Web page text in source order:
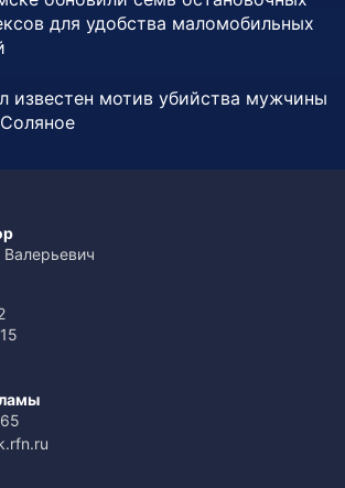
для удобства маломобильных
известен мотив убийства мужчины